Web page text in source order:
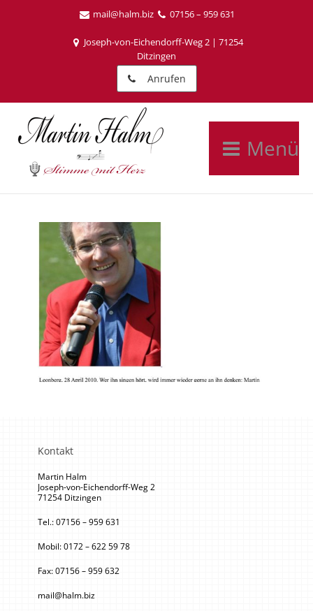
mail@halm.biz 07156 – 959 631
Joseph-von-Eichendorff-Weg 2 | 71254
Ditzingen
Anrufen
Menü
Kontakt
Martin Halm
Joseph-von-Eichendorff-Weg 2
71254 Ditzingen
Tel.: 07156 – 959 631
Mobil: 0172 – 622 59 78
Fax: 07156 – 959 632
mail@halm.biz